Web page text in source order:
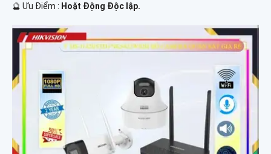
️🔮 Ưu Điểm : Hoặt Động Độc lập.